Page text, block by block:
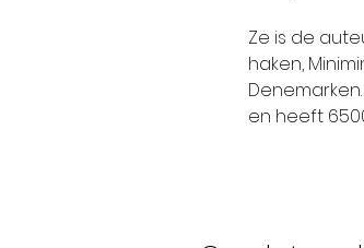
Ze is de
haken,
en heeft